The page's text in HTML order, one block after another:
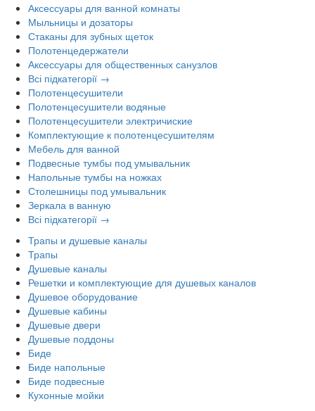
Аксессуары для ванной комнаты
Мыльницы и дозаторы
Стаканы для зубных щеток
Полотенцедержатели
Аксессуары для общественных санузлов
Всі підкатегорії →
Полотенцесушители
Полотенцесушители водяные
Полотенцесушители электричиские
Комплектующие к полотенцесушителям
Мебель для ванной
Подвесные тумбы под умывальник
Напольные тумбы на ножках
Столешницы под умывальник
Зеркала в ванную
Всі підкатегорії →
Трапы и душевые каналы
Трапы
Душевые каналы
Решетки и комплектующие для душевых каналов
Душевое оборудование
Душевые кабины
Душевые двери
Душевые поддоны
Биде
Биде напольные
Биде подвесные
Кухонные мойки